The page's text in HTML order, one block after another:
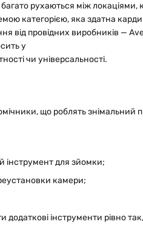
рухаються між
категорією, яка здатна
від провідних виробників —
у
чи універсальності.
що роблять
інструмент для зйомки;
камери;
додаткові інструменти рівно